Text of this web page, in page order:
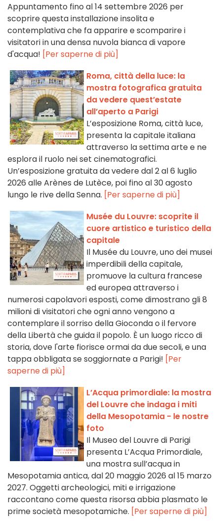
Appuntamento fino al 14 settembre 2026 per
scoprire questa installazione insolita e
contemplativa che fa apparire e scomparire i
visitatori in una densa nuvola bianca di vapore
d'acqua! [Per saperne di più]
Roma, città della luce: la
mostra fotografica gratuita
da vedere quest’estate
all’aperto a Parigi
L’esposizione Roma, città luce,
presenta la capitale italiana
attraverso la settima arte e ne
esplora il ruolo nei set cinematografici.
Un’esposizione gratuita da vedere dal 2 al 6 luglio
2026 alle Arènes de Lutèce, poi fino al 30 agosto
lungo le rive della Senna. [Per saperne di più]
Musée du Louvre: scoprite il
cuore artistico e turistico della
capitale
Il Musée du Louvre, uno dei musei
imperdibili della capitale,
promuove la cultura francese
ed europea attraverso i
numerosi capolavori esposti, come dimostrano gli 8
milioni di visitatori che ogni anno vengono a
contemplare il sorriso della Gioconda o il fervore
della Libertà che guida il popolo. È un luogo ricco di
storia, dove l'arte fiorisce ormai da due secoli, e una
tappa obbligata se soggiornate a Parigi! [Per
saperne di più]
L’Acqua primordiale: la mostra
del Louvre che indaga i miti
della Mesopotamia - le nostre
foto
Il Museo del Louvre di Parigi
presenta L’Acqua Primordiale,
una mostra sull’acqua in
Mesopotamia antica, dal 20 maggio 2026 al 15 marzo
2027. Oggetti archeologici, miti e irrigazione
raccontano come questa risorsa abbia plasmato le
prime società mesopotamiche. [Per saperne di più]